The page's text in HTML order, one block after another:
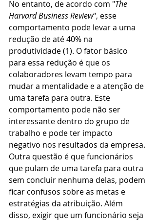
No entanto, de acordo com "The
Harvard Business Review", esse
comportamento pode levar a uma
redução de até 40% na
produtividade (1). O fator básico
para essa redução é que os
colaboradores levam tempo para
mudar a mentalidade e a atenção de
uma tarefa para outra. Este
comportamento pode não ser
interessante dentro do grupo de
trabalho e pode ter impacto
negativo nos resultados da empresa.
Outra questão é que funcionários
que pulam de uma tarefa para outra
sem concluir nenhuma delas, podem
ficar confusos sobre as metas e
estratégias da atribuição. Além
disso, exigir que um funcionário seja